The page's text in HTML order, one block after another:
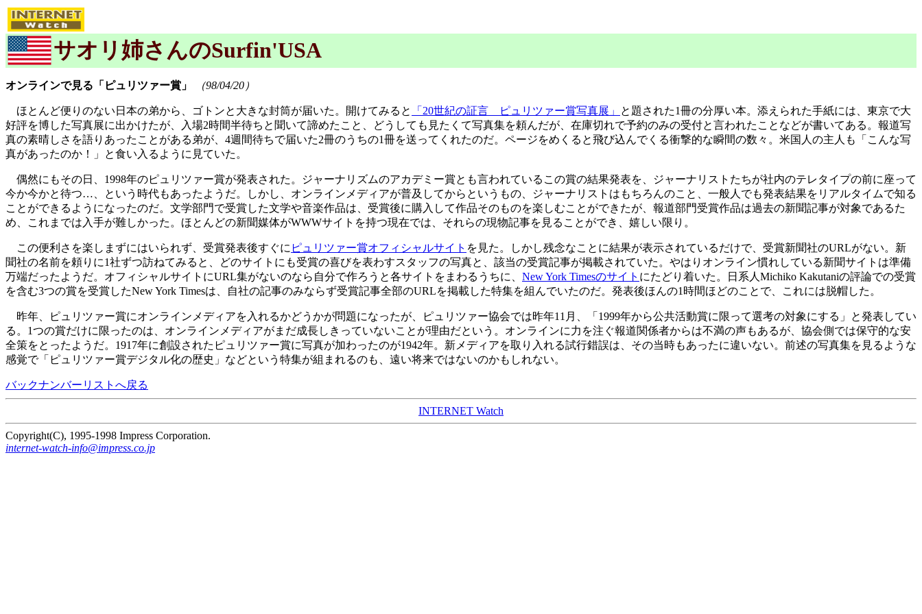
サオリ姉さんのSurfin'USA
オンラインで見る「ピュリツァー賞」 （98/04/20）
ほとんど便りのない日本の弟から、ゴトンと大きな封筒が届いた。開けてみると 「20世紀の証言 ピュリツァー賞写真展」
と題された1冊の分厚い本。添えられた手紙には、東京で大
好評を博した写真展に出かけたが、入場2時間半待ちと聞いて諦めたこと、どうしても見たくて写真集を頼んだが、在庫切れで予約のみの受付と言われたことなどが書いてある。報道写
真の素晴しさを語りあったことがある弟が、4週間待ちで届いた2冊のうちの1冊を送ってくれたのだ。ページをめくると飛び込んでくる衝撃的な瞬間の数々。米国人の主人も「こんな写
真があったのか！」と食い入るように見ていた。
偶然にもその日、1998年のピュリツァー賞が発表された。ジャーナリズムのアカデミー賞とも言われているこの賞の結果発表を、ジャーナリストたちが社内のテレタイプの前に座って
今か今かと待つ…、という時代もあったようだ。しかし、オンラインメディアが普及してからというもの、ジャーナリストはもちろんのこと、一般人でも発表結果をリアルタイムで知る
ことができるようになったのだ。文学部門で受賞した文学や音楽作品は、受賞後に購入して作品そのものを楽しむことができたが、報道部門受賞作品は過去の新聞記事が対象であるた
め、これまでは入手が難しかった。ほとんどの新聞媒体がWWWサイトを持つ現在では、それらの現物記事を見ることができ、嬉しい限り。
この便利さを楽しまずにはいられず、受賞発表後すぐに ピュリツァー賞オフィシャルサイト を見た。しかし残念なことに結果が表示されているだけで、受賞新聞社のURLがない。新
聞社の名前を頼りに1社ずつ訪ねてみると、どのサイトにも受賞の喜びを表わすスタッフの写真と、該当の受賞記事が掲載されていた。やはりオンライン慣れしている新聞サイトは準備
万端だったようだ。オフィシャルサイトにURL集がないのなら自分で作ろうと各サイトをまわるうちに、 New York Timesのサイト にたどり着いた。日系人Michiko Kakutaniの評論での受賞
を含む3つの賞を受賞したNew York Timesは、自社の記事のみならず受賞記事全部のURLを掲載した特集を組んでいたのだ。発表後ほんの1時間ほどのことで、これには脱帽した。
昨年、ピュリツァー賞にオンラインメディアを入れるかどうかが問題になったが、ピュリツァー協会では昨年11月、「1999年から公共活動賞に限って選考の対象にする」と発表してい
る。1つの賞だけに限ったのは、オンラインメディアがまだ成長しきっていないことが理由だという。オンラインに力を注ぐ報道関係者からは不満の声もあるが、協会側では保守的な安
全策をとったようだ。1917年に創設されたピュリツァー賞に写真が加わったのが1942年。新メディアを取り入れる試行錯誤は、その当時もあったに違いない。前述の写真集を見るような
感覚で「ピュリツァー賞デジタル化の歴史」などという特集が組まれるのも、遠い将来ではないのかもしれない。
バックナンバーリストへ戻る
INTERNET Watch
Copyright(C), 1995-1998 Impress Corporation.
internet-watch-info@impress.co.jp